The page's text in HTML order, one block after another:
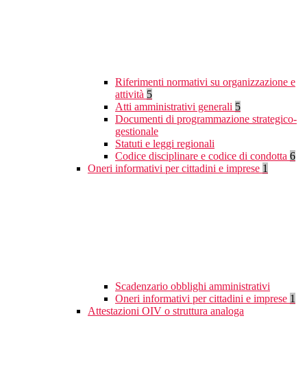
Riferimenti normativi su organizzazione e
attività 5
Atti amministrativi generali 5
Documenti di programmazione strategico-
gestionale
Statuti e leggi regionali
Codice disciplinare e codice di condotta 6
Oneri informativi per cittadini e imprese 1
Scadenzario obblighi amministrativi
Oneri informativi per cittadini e imprese 1
Attestazioni OIV o struttura analoga